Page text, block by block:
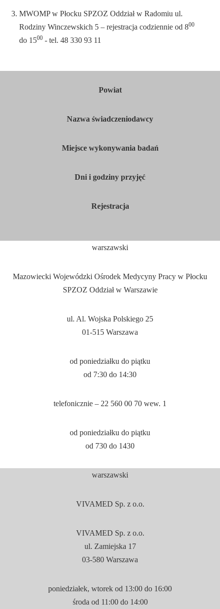
MWOMP w Płocku SPZOZ Oddział w Radomiu ul.
Rodziny Winczewskich 5 – rejestracja codziennie od 800
do 1500 - tel. 48 330 93 11
Powiat
Nazwa świadczeniodawcy
Miejsce wykonywania badań
Dni i godziny przyjęć
Rejestracja
warszawski
Mazowiecki Wojewódzki Ośrodek Medycyny Pracy w Płocku
SPZOZ Oddział w Warszawie
ul. Al. Wojska Polskiego 25
01-515 Warszawa
od poniedziałku do piątku
od 7:30 do 14:30
telefonicznie – 22 560 00 70 wew. 1
od poniedziałku do piątku
od 730 do 1430
warszawski
VIVAMED Sp. z o.o.
VIVAMED Sp. z o.o.
ul. Zamiejska 17
03-580 Warszawa
poniedziałek, wtorek od 13:00 do 16:00
środa od 11:00do 14:00